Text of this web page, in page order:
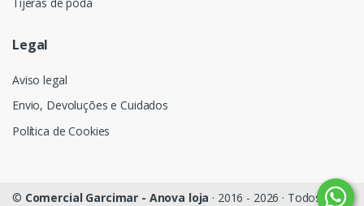
Legal
Aviso legal
Envio, Devoluções e Cuidados
Política de Cookies
© Comercial Garcimar - Anova loja · 2016 - 2026 · Todos os